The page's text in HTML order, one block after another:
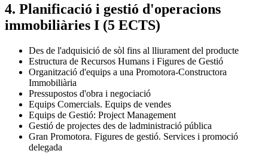
4. Planificació i gestió d'operacions
immobiliàries I (5 ECTS)
Des de l'adquisició de sòl fins al lliurament del producte
Estructura de Recursos Humans i Figures de Gestió
Organització d'equips a una Promotora-Constructora
Immobiliària
Pressupostos d'obra i negociació
Equips Comercials. Equips de vendes
Equips de Gestió: Project Management
Gestió de projectes des de ladministració pública
Gran Promotora. Figures de gestió. Services i promoció
delegada